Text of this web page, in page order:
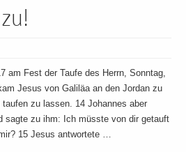
am Fest der Taufe des Herrn, Sonntag,
Jesus von Galiläa an den Jordan zu
zu lassen. 14 Johannes aber
sagte zu ihm: Ich müsste von dir getauft
15 Jesus antwortete …